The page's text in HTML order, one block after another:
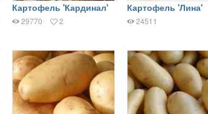
Картофель 'Кардинал'
29770 2
Картофель 'Лина'
24511